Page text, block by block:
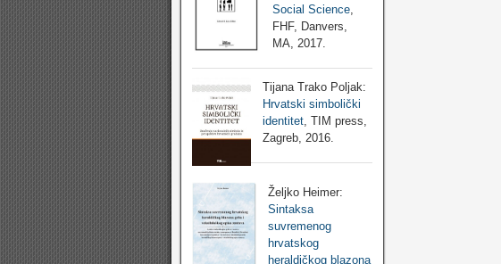
Social Science
FHF, Danvers,
MA, 2017.
Tijana Trako Poljak:
Hrvatski simbolički
identitet, TIM press,
Zagreb, 2016.
Željko Heimer:
Sintaksa
suvremenog
hrvatskog
heraldičkog blazona